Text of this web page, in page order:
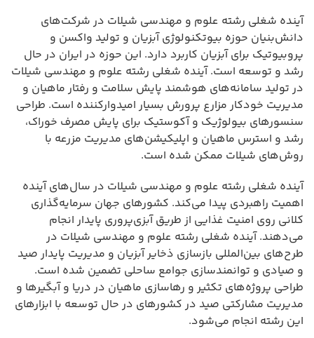
آینده شغلی رشته علوم و مهندسی شیلات در شرکت‌های
دانش‌بنیان حوزه بیوتکنولوژی آبزیان و تولید واکسن و
پروبیوتیک برای آبزیان کاربرد دارد. این حوزه در ایران در حال
رشد و توسعه است. آینده شغلی رشته علوم و مهندسی شیلات
در تولید سامانه‌های هوشمند پایش سلامت و رفتار ماهیان و
مدیریت خودکار مزارع پرورش بسیار امیدوارکننده است. طراحی
سنسورهای بیولوژیک و آکوستیک برای پایش مصرف خوراک،
رشد و استرس ماهیان و اپلیکیشن‌های مدیریت مزرعه با
روش‌های شیلات ممکن شده است.
آینده شغلی رشته علوم و مهندسی شیلات در سال‌های آینده
اهمیت راهبردی پیدا می‌کند. کشورهای جهان سرمایه‌گذاری
کلانی روی امنیت غذایی از طریق آبزی‌پروری پایدار انجام
می‌دهند. آینده شغلی رشته علوم و مهندسی شیلات در
طرح‌های بین‌المللی بازسازی ذخایر آبزیان و مدیریت پایدار صید
و صیادی و توانمندسازی جوامع ساحلی تضمین شده است.
طراحی پروژه‌های تکثیر و رهاسازی ماهیان در دریا و آبگیرها و
مدیریت مشارکتی صید در کشورهای در حال توسعه با ابزارهای
این رشته انجام می‌شود.